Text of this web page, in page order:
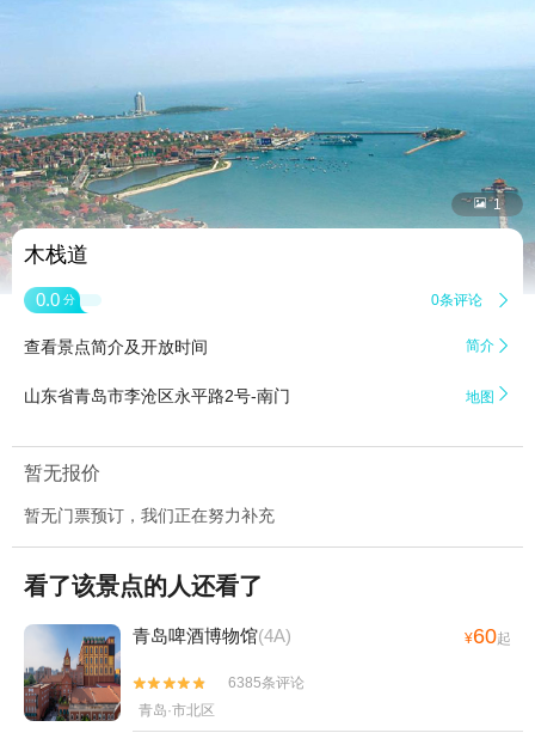
 1
木栈道
0.0 分 0条评论 
查看景点简介及开放时间 简介 
山东省青岛市李沧区永平路2号-南门 地图 
暂无报价
暂无门票预订，我们正在努力补充
看了该景点的人还看了
青岛啤酒博物馆(4A) ¥60起


6385条评论
青岛·市北区